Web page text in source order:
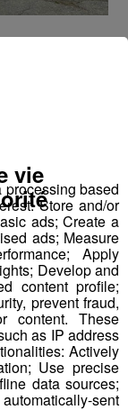
du
Trail
based
Store and/or
ads; Create a
ads; Measure
Apply
Develop and
content profile;
prevent fraud,
content. These
as IP address
Actively
Use precise
data sources;
sent
vie